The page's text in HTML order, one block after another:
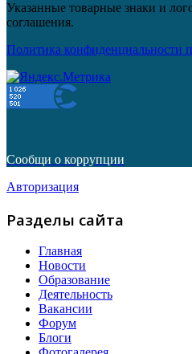
Указанные товарные знаки и
соглашения.
Политика конфиденциальности
Сообщи о коррупции
Авторизация
Разделы сайта
Главная
Новости
Образование
Деятельность
Вакансии
Форум
Блоги